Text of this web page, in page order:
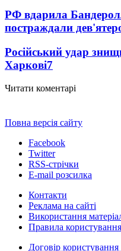
РФ вдарила
постраждали
Російський удар
Харкові7
Читати коментарі
Повна версія сайту
Facebook
Twitter
RSS-стрічки
E-mail розсилка
Контакти
Реклама на сайті
Використання
Правила
Договір